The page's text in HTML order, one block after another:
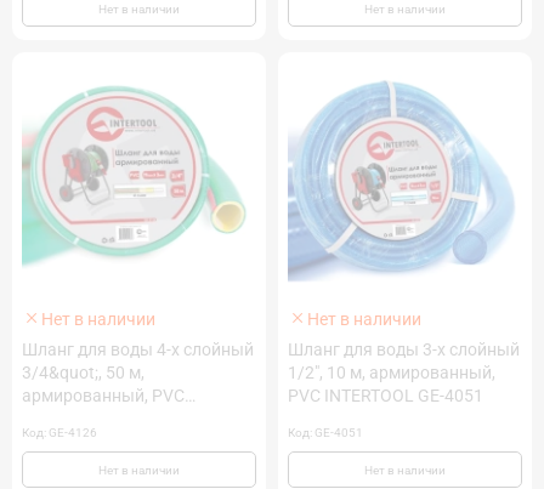
Нет в наличии Нет в наличии
Нет в наличии
Шланг для воды 4-х слойный
3/4&quot;, 50 м,
армированный, PVC
Код: GE-4126
Нет в наличии
Нет в наличии
Шланг для воды 3-х слойный
1/2", 10 м, армированный,
PVC INTERTOOL GE-4051
Код: GE-4051
Нет в наличии